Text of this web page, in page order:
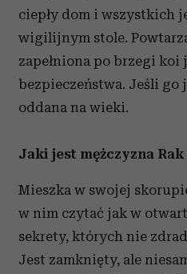
ciepły dom i wszystkich
wigilijnym stole.
zapełniona po brzegi
bezpieczeństwa. Jeśli go
oddana na wieki.
Jaki jest mężczyzna Rak
Mieszka w swojej
w nim czytać jak w
sekrety, których nie
Jest zamknięty, ale